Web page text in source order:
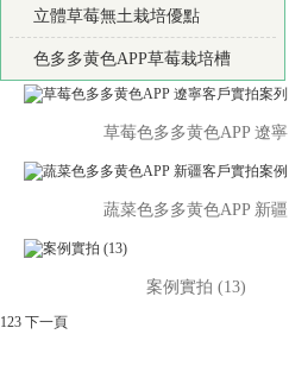
立體草莓無土栽培優點
色多多黄色APP草莓栽培槽
草莓色多多黄色APP 遼寧
蔬菜色多多黄色APP 新疆
案例實拍 (13)
123 下一頁